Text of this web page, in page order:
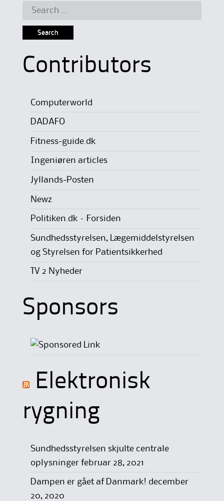
Search
Contributors
Computerworld
DADAFO
Fitness-guide.dk
Ingeniøren articles
Jyllands-Posten
Newz
Politiken.dk – Forsiden
Sundhedsstyrelsen, Lægemiddelstyrelsen
og Styrelsen for Patientsikkerhed
TV 2 Nyheder
Sponsors
Elektronisk
rygning
Sundhedsstyrelsen skjulte centrale
oplysninger februar 28, 2021
Dampen er gået af Danmark! december
20, 2020